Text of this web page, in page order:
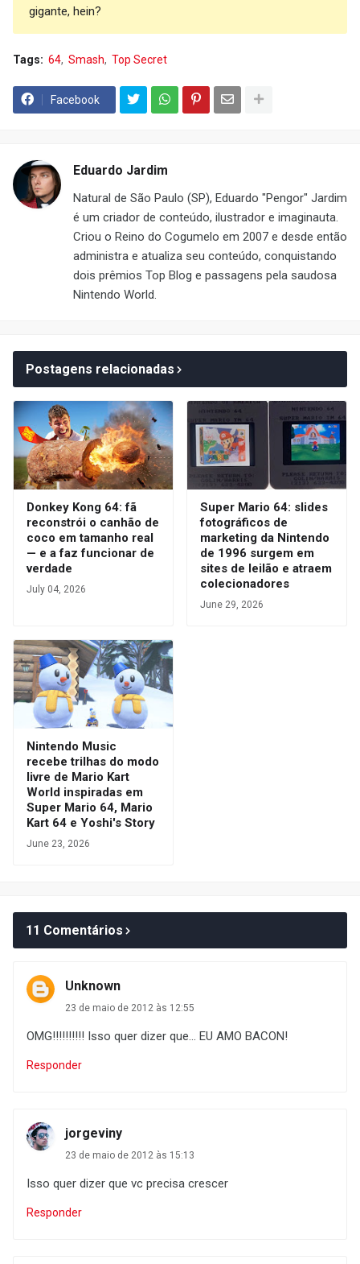
gigante, hein?
Tags: 64 Smash Top Secret
Facebook
Eduardo Jardim
Natural de São Paulo (SP), Eduardo "Pengor" Jardim
é um criador de conteúdo, ilustrador e imaginauta.
Criou o Reino do Cogumelo em 2007 e desde então
administra e atualiza seu conteúdo, conquistando
dois prêmios Top Blog e passagens pela saudosa
Nintendo World.
Postagens relacionadas
Donkey Kong 64: fã
reconstrói o canhão de
coco em tamanho real
— e a faz funcionar de
verdade
July 04, 2026
Super Mario 64: slides
fotográficos de
marketing da Nintendo
de 1996 surgem em
sites de leilão e atraem
colecionadores
June 29, 2026
Nintendo Music
recebe trilhas do modo
livre de Mario Kart
World inspiradas em
Super Mario 64, Mario
Kart 64 e Yoshi's Story
June 23, 2026
11 Comentários
Unknown
23 de maio de 2012 às 12:55
OMG!!!!!!!!!! Isso quer dizer que... EU AMO BACON!
Responder
jorgeviny
23 de maio de 2012 às 15:13
Isso quer dizer que vc precisa crescer
Responder